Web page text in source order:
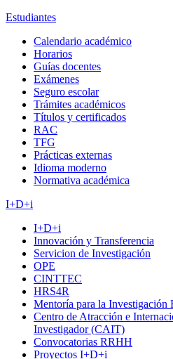
Estudiantes
Calendario académico
Horarios
Guías docentes
Exámenes
Seguro escolar
Trámites académicos
Títulos y certificados
RAC
TFG
Prácticas externas
Idioma moderno
Normativa académica
I+D+i
I+D+i
Innovación y Transferencia
Servicion de Investigación
OPE
CINTTEC
HRS4R
Mentoría para la Investigación
Centro de Atracción e
Investigador (CAIT)
Convocatorias RRHH
Proyectos I+D+i